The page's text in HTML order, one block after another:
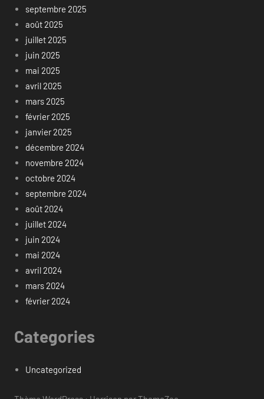
septembre 2025
août 2025
juillet 2025
juin 2025
mai 2025
avril 2025
mars 2025
février 2025
janvier 2025
décembre 2024
novembre 2024
octobre 2024
septembre 2024
août 2024
juillet 2024
juin 2024
mai 2024
avril 2024
mars 2024
février 2024
Categories
Uncategorized